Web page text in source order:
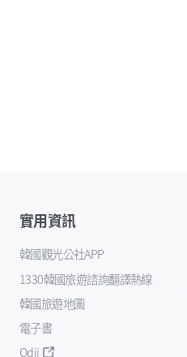
實用資訊
韓國觀光公社APP
1330韓國旅遊諮詢翻譯熱線
韓國旅遊地圖
電子書
Odii